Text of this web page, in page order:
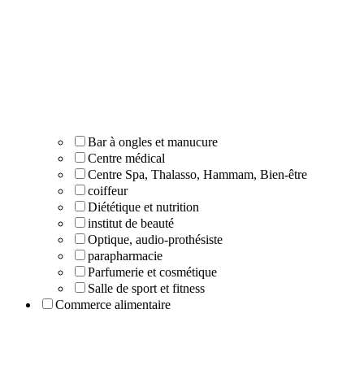
Bar à ongles et manucure
Centre médical
Centre Spa, Thalasso, Hammam, Bien-être
coiffeur
Diététique et nutrition
institut de beauté
Optique, audio-prothésiste
parapharmacie
Parfumerie et cosmétique
Salle de sport et fitness
Commerce alimentaire